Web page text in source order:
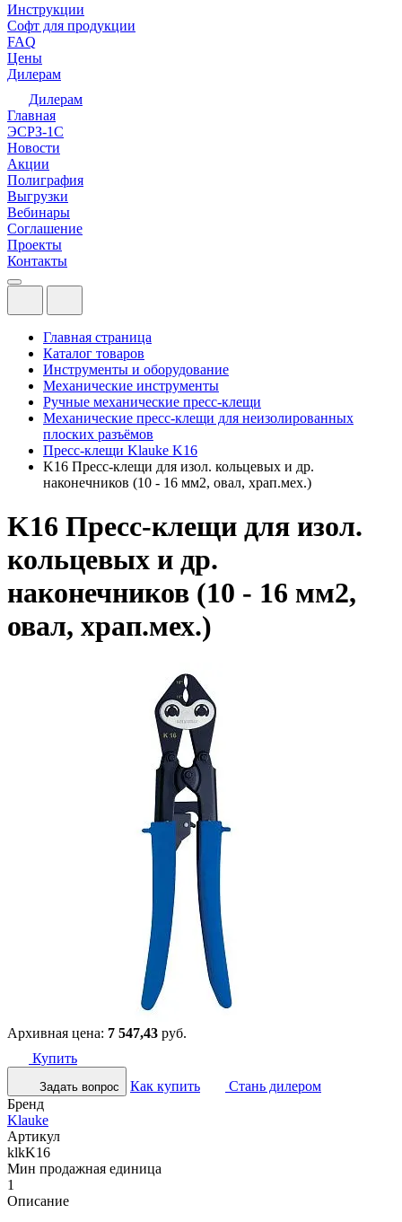
Инструкции
Софт для продукции
FAQ
Цены
Дилерам
Дилерам
Главная
ЭСРЗ-1С
Новости
Акции
Полиграфия
Выгрузки
Вебинары
Соглашение
Проекты
Контакты
Главная страница
Каталог товаров
Инструменты и оборудование
Механические инструменты
Ручные механические пресс-клещи
Механические пресс-клещи для неизолированных
плоских разъёмов
Пресс-клещи Klauke K16
K16 Пресс-клещи для изол. кольцевых и др.
наконечников (10 - 16 мм2, овал, храп.мех.)
K16 Пресс-клещи для изол.
кольцевых и др.
наконечников (10 - 16 мм2,
овал, храп.мех.)
Архивная цена: 7 547,43 руб.
Купить
Задать вопрос Как купить
Стань дилером
Бренд
Klauke
Артикул
klkK16
Мин продажная единица
1
Описание